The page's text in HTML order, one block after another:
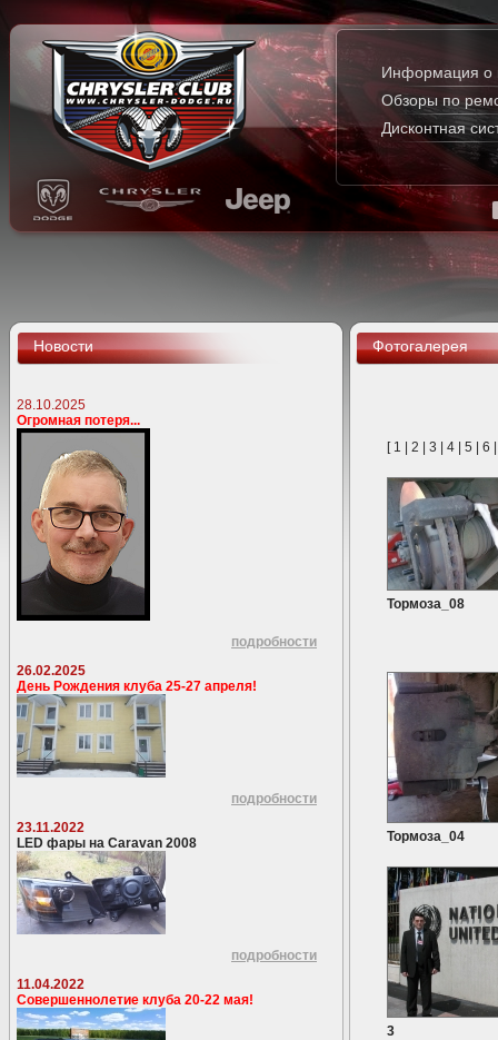
Информация о
Обзоры по
Дисконтная
Новости
28.10.2025
Огромная потеря...
подробности
26.02.2025
День Рождения клуба 25-27 апреля!
подробности
23.11.2022
LED фары на Caravan 2008
подробности
11.04.2022
Совершеннолетие клуба 20-22 мая!
Фотогалерея
[ 1 2 3 4 5 6
Тормоза_08
Тормоза_04
3